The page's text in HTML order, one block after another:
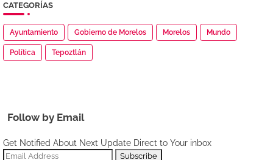
CATEGORÍAS
Ayuntamiento Gobierno de Morelos Morelos Mundo
Política Tepoztlán
Follow by Email
Get Notified About Next Update Direct to Your inbox